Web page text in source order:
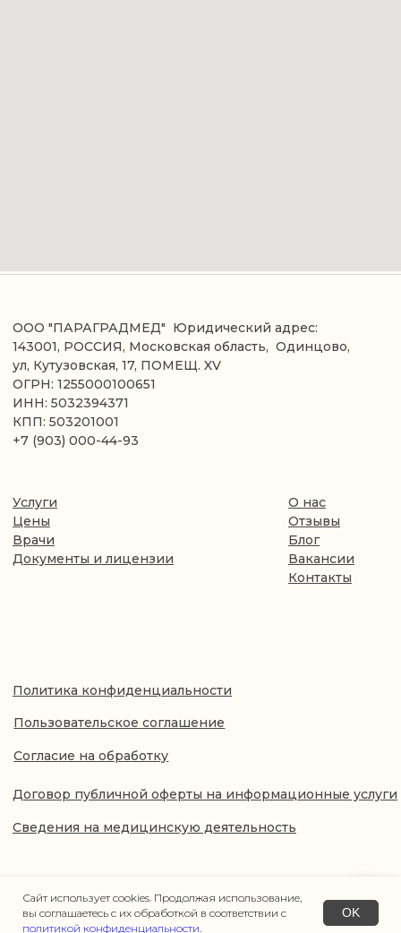
Сайт использует cookies. Продолжая использование,
вы соглашаетесь с их обработкой в соответствии с
политикой конфиденциальности.
OK